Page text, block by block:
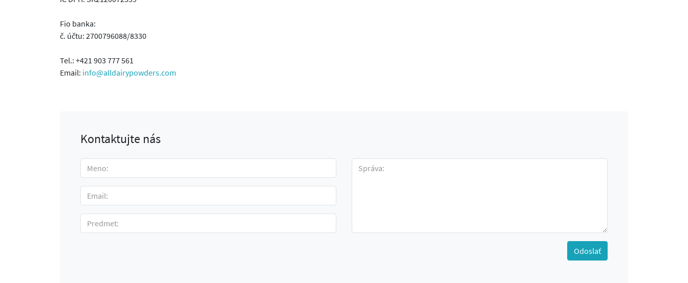
Fio banka:
č. účtu: 2700796088/8330
Tel.: +421 903 777 561
Email: info@alldairypowders.com
Kontaktujte nás
Meno:
Email:
Predmet:
Správa:
Odoslať